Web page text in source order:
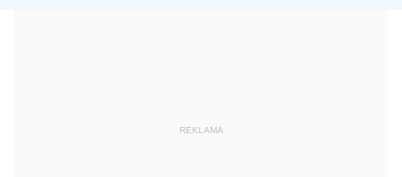
1959REKLAMA